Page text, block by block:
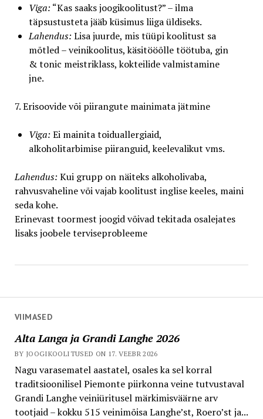
VIIMASED
Alta Langa ja Grandi Langhe 2026
BY JOOGIKOOLITUSED ON 17. VEEBR 2026
Nagu varasematel aastatel, osales ka sel korral
traditsioonilisel Piemonte piirkonna veine tutvustaval
Grandi Langhe veiniüritusel märkimisväärne arv
tootjaid – kokku 515 veinimõisa Langhe’st, Roero’st ja...
Viga: “Kas saaks joogikoolitust?” – ilma
täpsustusteta jääb küsimus liiga üldiseks.
Lahendus: Lisa juurde, mis tüüpi koolitust sa
mõtled – veinikoolitus, käsitööõlle töötuba, gin
& tonic meistriklass, kokteilide valmistamine
jne.
7. Erisoovide või piirangute mainimata jätmine
Viga: Ei mainita toiduallergiaid,
alkoholitarbimise piiranguid, keelevalikut vms.
Lahendus: Kui grupp on näiteks alkoholivaba,
rahvusvaheline või vajab koolitust inglise keeles, maini
seda kohe.
Erinevast toormest joogid võivad tekitada osalejates
lisaks joobele terviseprobleeme